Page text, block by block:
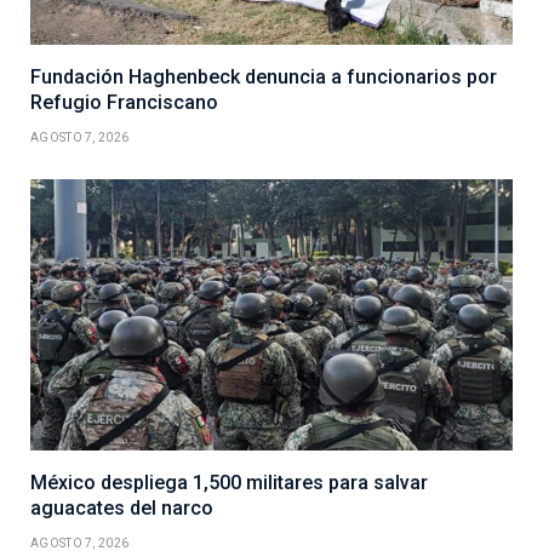
Fundación Haghenbeck denuncia a funcionarios por
Refugio Franciscano
AGOSTO 7, 2026
México despliega 1,500 militares para salvar
aguacates del narco
AGOSTO 7, 2026